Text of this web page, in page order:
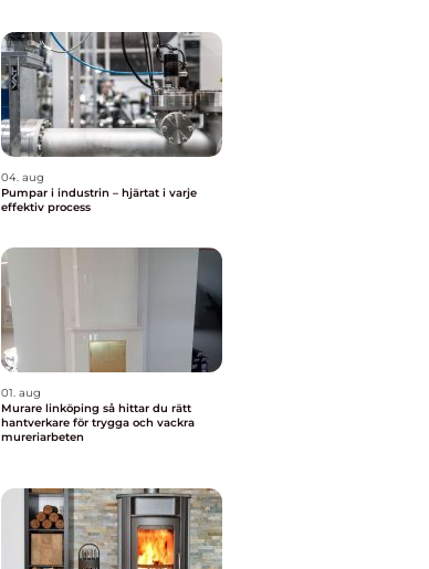
04. aug
Pumpar i industrin – hjärtat i varje
effektiv process
01. aug
Murare linköping så hittar du rätt
hantverkare för trygga och vackra
mureriarbeten